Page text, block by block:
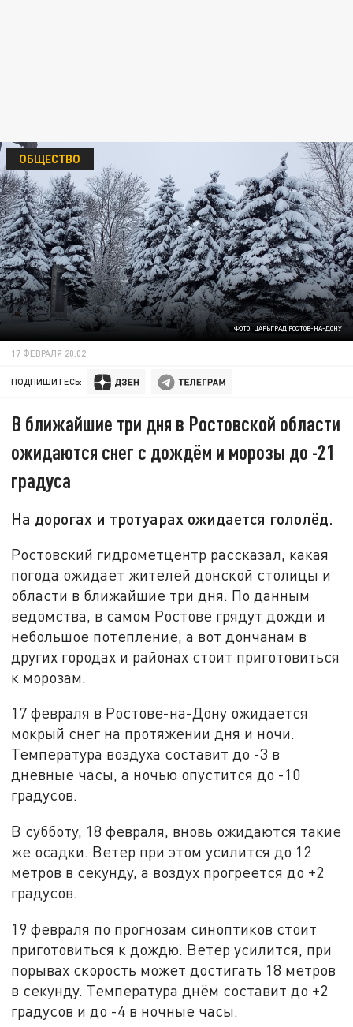
ФОТО: ЦАРЬГРАД РОСТОВ-НА-ДОНУ
ОБЩЕСТВО
17 ФЕВРАЛЯ 20:02
ПОДПИШИТЕСЬ:
В ближайшие три дня в Ростовской области
ожидаются снег с дождём и морозы до -21
градуса
На дорогах и тротуарах ожидается гололёд.
Ростовский гидрометцентр рассказал, какая
погода ожидает жителей донской столицы и
области в ближайшие три дня. По данным
ведомства, в самом Ростове грядут дожди и
небольшое потепление, а вот дончанам в
других городах и районах стоит приготовиться
к морозам.
17 февраля в Ростове-на-Дону ожидается
мокрый снег на протяжении дня и ночи.
Температура воздуха составит до -3 в
дневные часы, а ночью опустится до -10
градусов.
В субботу, 18 февраля, вновь ожидаются такие
же осадки. Ветер при этом усилится до 12
метров в секунду, а воздух прогреется до +2
градусов.
19 февраля по прогнозам синоптиков стоит
приготовиться к дождю. Ветер усилится, при
порывах скорость может достигать 18 метров
в секунду. Температура днём составит до +2
градусов и до -4 в ночные часы.